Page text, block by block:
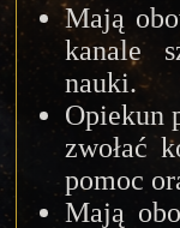
Mają
kanale
nauki.
Opiekun
zwołać
pomoc
Mają